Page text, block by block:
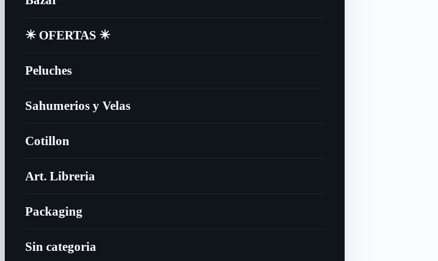
✴️​ OFERTAS ✴️​
Peluches
Sahumerios y Velas
Cotillon
Art. Libreria
Packaging
Sin categoria